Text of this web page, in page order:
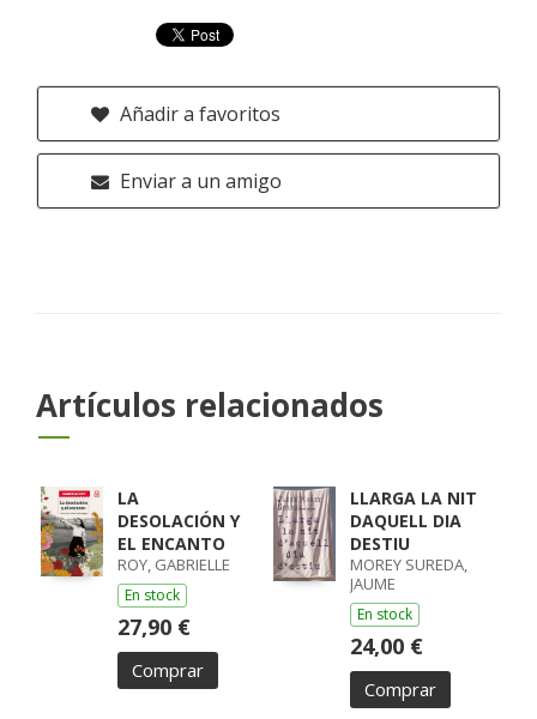
Añadir a favoritos
Enviar a un amigo
Artículos relacionados
LA
DESOLACIÓN Y
EL ENCANTO
ROY, GABRIELLE
En stock
27,90 €
Comprar
LLARGA LA NIT
DAQUELL DIA
DESTIU
MOREY SUREDA,
JAUME
En stock
24,00 €
Comprar